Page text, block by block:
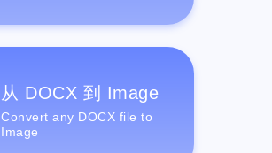
从 DOCX 到 Image
Convert any DOCX file to
Image